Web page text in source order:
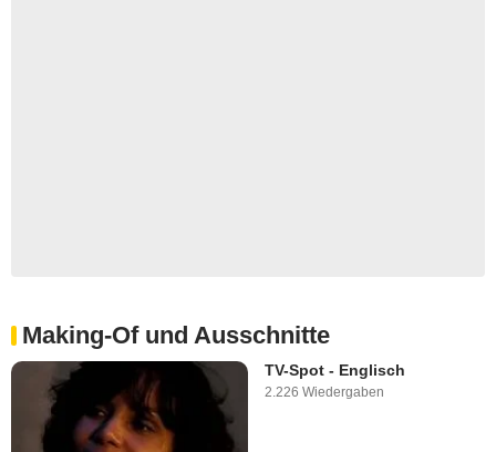
Making-Of und Ausschnitte
TV-Spot - Englisch
2.226 Wiedergaben